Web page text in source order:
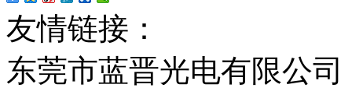
友情链接：
东莞市蓝晋光电有限公